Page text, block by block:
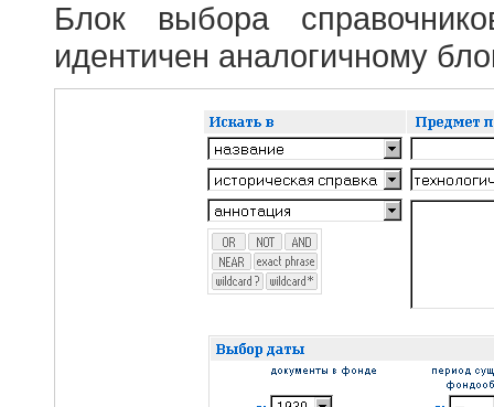
Блок выбора
идентичен аналогичному